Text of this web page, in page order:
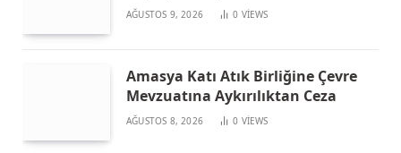
AĞUSTOS 9, 2026 0 VIEWS
Amasya Katı Atık Birliğine Çevre
Mevzuatına Aykırılıktan Ceza
AĞUSTOS 8, 2026 0 VIEWS